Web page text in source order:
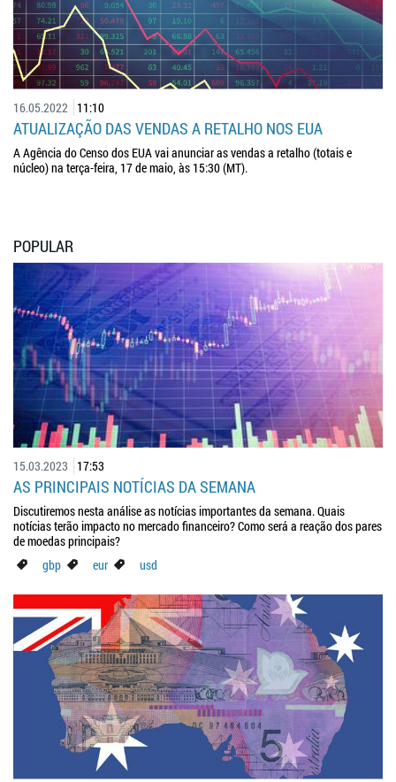
16.05.2022 11:10
ATUALIZAÇÃO DAS VENDAS A RETALHO NOS EUA
A Agência do Censo dos EUA vai anunciar as vendas a retalho (totais e
núcleo) na terça-feira, 17 de maio, às 15:30 (MT).
POPULAR
15.03.2023 17:53
AS PRINCIPAIS NOTÍCIAS DA SEMANA
Discutiremos nesta análise as notícias importantes da semana. Quais
notícias terão impacto no mercado financeiro? Como será a reação dos pares
de moedas principais?
gbp
eur usd